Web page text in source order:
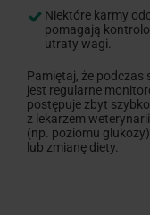
Niektóre karmy
pomagają
utraty wagi.
Pamiętaj, że
jest regularne
postępuje zbyt
z lekarzem
(np. poziomu
lub zmianę diety.